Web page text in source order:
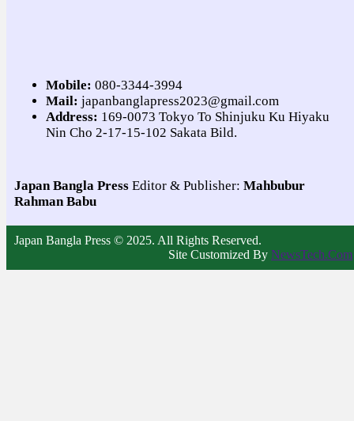
Mobile: 080-3344-3994
Mail: japanbanglapress2023@gmail.com
Address: 169-0073 Tokyo To Shinjuku Ku Hiyaku
Nin Cho 2-17-15-102 Sakata Bild.
Japan Bangla Press Editor & Publisher: Mahbubur
Rahman Babu
Japan Bangla Press © 2025. All Rights Reserved.
Site Customized By NewsTech.Com